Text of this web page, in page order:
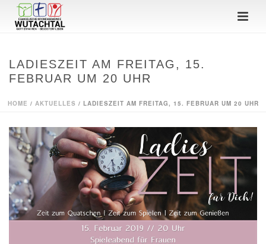
LADIESZEIT AM FREITAG, 15.
FEBRUAR UM 20 UHR
HOME / AKTUELLES / LADIESZEIT AM FREITAG, 15. FEBRUAR UM 20 UHR